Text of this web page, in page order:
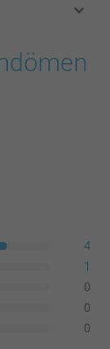
4
1
0
0
0